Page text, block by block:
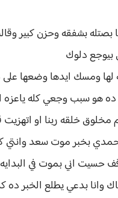
بشفقه وحزن كبير
بيوجع دلوك
ومسك ايدها وضعها على
ده هو سبب وجعي كله ياعزه
خلقه ربنا او
حمدي بخبر موت سعد وانتي
حسيت اني بموت في
وانا بدعي يطلع الخبر